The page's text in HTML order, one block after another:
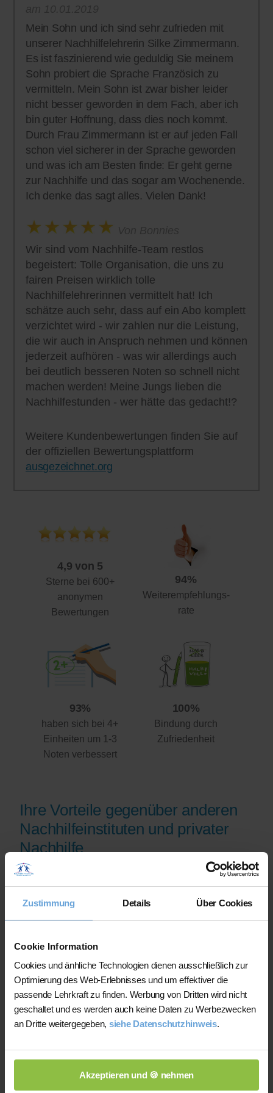
Zustimmung Details Über Cookies
Cookie Information
Cookies und änhliche Technologien dienen ausschließlich zur
Optimierung des Web-Erlebnisses und um effektiver die
passende Lehrkraft zu finden. Werbung von Dritten wird nicht
geschaltet und es werden auch keine Daten zu Werbezwecken
an Dritte weitergegeben, siehe Datenschutzhinweis.
Akzeptieren und 🍪 nehmen
Mein Sohn und ich sind sehr zufrieden mit
unserer Nachhilfelehrerin Silke Zimmermann.
Es ist faszinierend wie geduldig Sie meinem
Sohn probiert die Sprache Französich zu
vermitteln. Mein Sohn ist zwar bisher leider
nicht besser geworden in dem Fach, aber ich
bin guter Hoffnung, dass dies noch kommt.
Durch Frau Zimmermann ist er auf jeden Fall
schon viel sicherer in der Sprache geworden
und was ich am Besten finde: Er geht gerne
zur Nachhilfe und das sogar am Wochenende.
Ich denke das sagt alles. Vielen Dank!
Wir sind vom Nachhilfe-Team restlos
begeistert: Tolle Organisation, die uns zu
fairen Preisen wirklich tolle
Nachhilfelehrerinnen vermittelt hat! Ich
schätze auch sehr, dass auf ein Abo komplett
verzichtet wird - wir zahlen nur die Leistung,
die wir auch in Anspruch nehmen und können
jederzeit aufhören - was wir allerdings auch
bei deutlich besseren Noten so schnell nicht
machen werden! Meine Jungs lieben die
Nachhilfestunden - wer hätte das gedacht!?
Weitere Kundenbewertungen finden Sie auf
der offiziellen Bewertungsplattform
ausgezeichnet.org
4,9 von 5
Sterne bei 600+
anonymen
Bewertungen
94%
Weiterempfehlungs-
rate
93%
haben sich bei 4+
Einheiten um 1-3
Noten verbessert
100%
Bindung durch
Zufriedenheit
Ihre Vorteile gegenüber anderen
Nachhilfeinstituten und privater
Nachhilfe
Qualifikationsnachweise vor der
Freischaltung geprüft werden.
Nachhilfe-Team.net unterstützt Sie dabei,
möglichst schnell eine zu Ihrem Bedarf
passende Lehrkraft zu finden. Bei einem
Ausfall können Sie auf Wunsch bei der
Vermittlung einer anderen Lehrkraft
unterstützt werden.
ihren Unterricht eigenständig.
Die jeweilige Lehrkraft stimmt Lernziele,